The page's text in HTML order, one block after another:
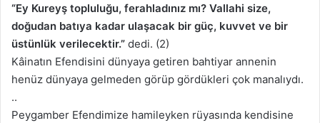
“Ey Kureyş topluluğu, ferahladınız mı? Vallahi size,
doğudan batıya kadar ulaşacak bir güç, kuvvet ve bir
üstünlük verilecektir.” dedi. (2)
Kâinatın Efendisini dünyaya getiren bahtiyar annenin
henüz dünyaya gelmeden görüp gördükleri çok manalıydı.
..
Peygamber Efendimize hamileyken rüyasında kendisine